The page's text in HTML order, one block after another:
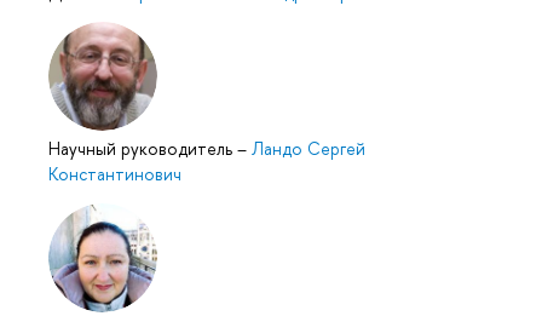
Научный руководитель – Ландо Сергей
Константинович